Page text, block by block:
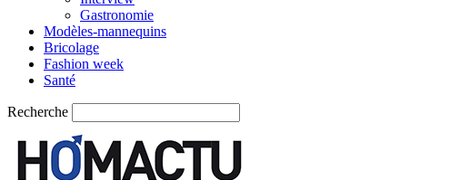
Gastronomie
Modèles-mannequins
Bricolage
Fashion week
Santé
Recherche